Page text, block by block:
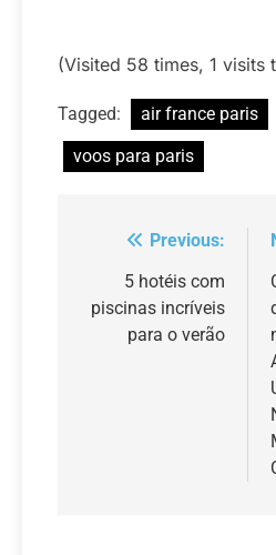
(Visited 58 times, 1 visits
Tagged: air france paris
voos para paris
Navegação
Post
Previous:
5 hotéis com
piscinas incríveis
para o verão